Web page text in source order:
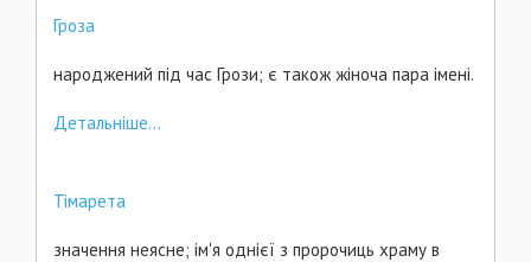
Гроза
народжений під час Грози; є також жіноча пара імені.
Детальніше...
Тімарета
значення неясне; ім'я однієї з пророчиць храму в